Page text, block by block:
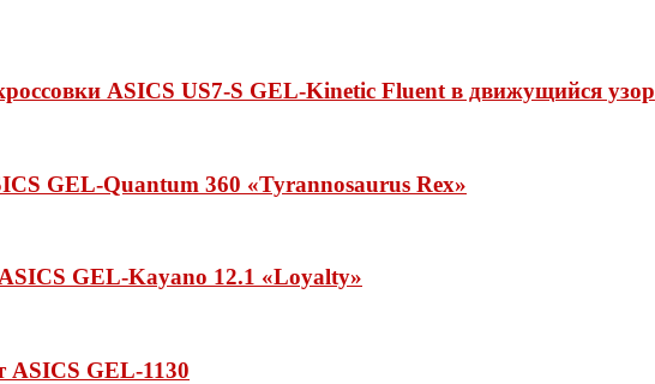
ASICS US7-S GEL-Kinetic Fluent в движущийся узор
GEL-Quantum 360 «Tyrannosaurus Rex»
GEL-Kayano 12.1 «Loyalty»
ASICS GEL-1130